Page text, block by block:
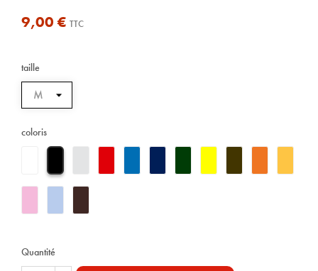
9,00 € TTC
taille
coloris
Quantité